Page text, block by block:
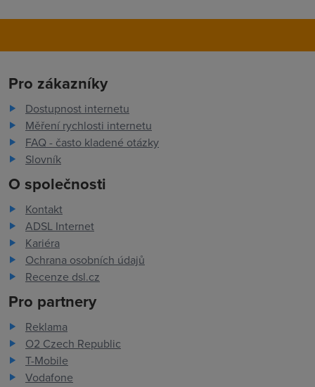
Pro zákazníky
Dostupnost internetu
Měření rychlosti internetu
FAQ - často kladené otázky
Slovník
O společnosti
Kontakt
ADSL Internet
Kariéra
Ochrana osobních údajů
Recenze dsl.cz
Pro partnery
Reklama
O2 Czech Republic
T-Mobile
Vodafone